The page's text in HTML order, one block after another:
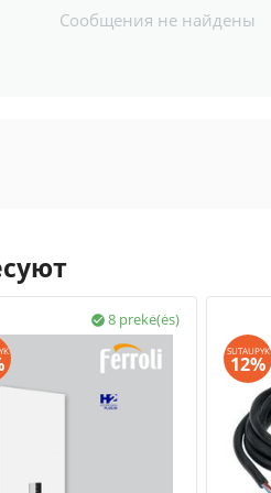
Сообщения не найдены
8 prekė(ės)

SUTAUPYK
12%